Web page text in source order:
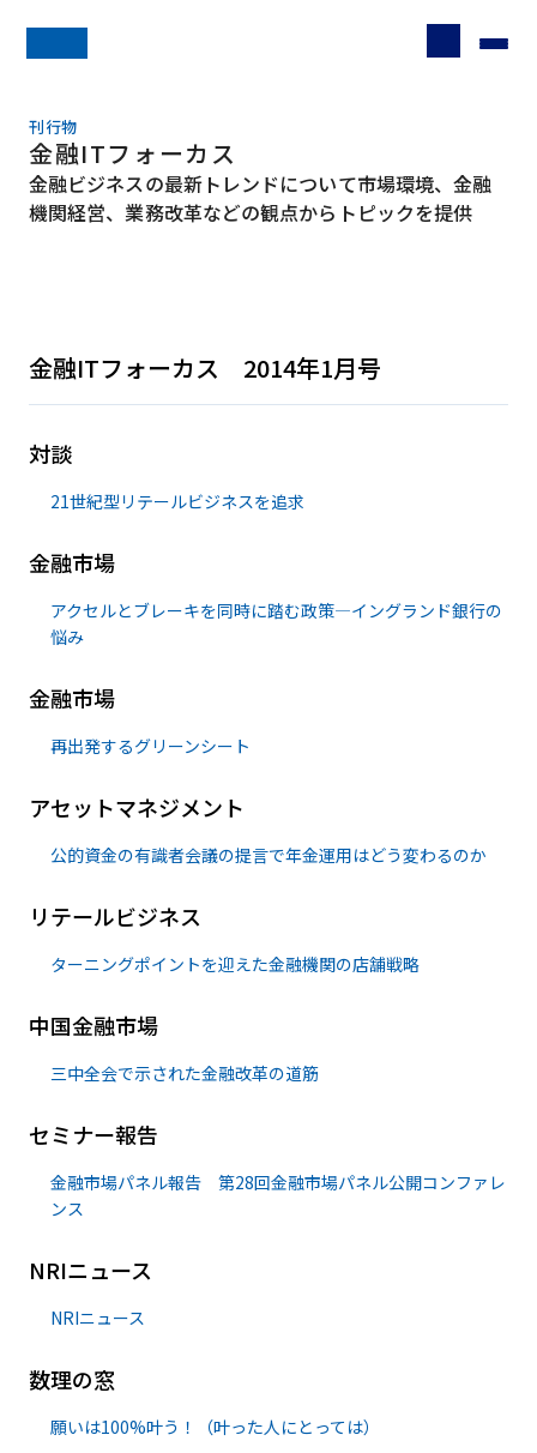
刊行物
金融ITフォーカス
金融ビジネスの最新トレンドについて市場環境、金融
機関経営、業務改革などの観点からトピックを提供
金融ITフォーカス 2014年1月号
対談
21世紀型リテールビジネスを追求
金融市場
アクセルとブレーキを同時に踏む政策―イングランド銀行の
悩み
金融市場
再出発するグリーンシート
アセットマネジメント
公的資金の有識者会議の提言で年金運用はどう変わるのか
リテールビジネス
ターニングポイントを迎えた金融機関の店舗戦略
中国金融市場
三中全会で示された金融改革の道筋
セミナー報告
金融市場パネル報告 第28回金融市場パネル公開コンファレ
ンス
NRIニュース
NRIニュース
数理の窓
願いは100%叶う！（叶った人にとっては）